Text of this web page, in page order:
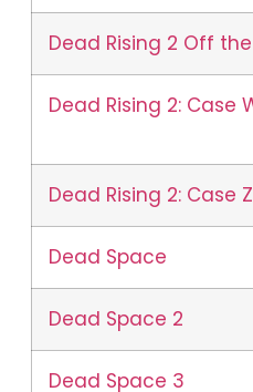
Dead Rising 2 Off
Dead Rising 2: Case
Dead Rising 2: Case
Dead Space
Dead Space 2
Dead Space 3